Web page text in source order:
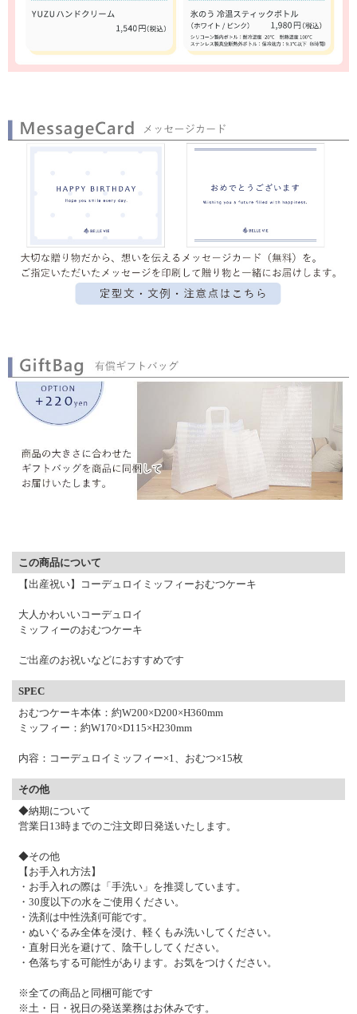
この商品について
【出産祝い】コーデュロイミッフィーおむつケーキ
大人かわいいコーデュロイ
ミッフィーのおむつケーキ
ご出産のお祝いなどにおすすめです
SPEC
おむつケーキ本体：約W200×D200×H360mm
ミッフィー：約W170×D115×H230mm
内容：コーデュロイミッフィー×1、おむつ×15枚
その他
◆納期について
営業日13時までのご注文即日発送いたします。
◆その他
【お手入れ方法】
・お手入れの際は「手洗い」を推奨しています。
・30度以下の水をご使用ください。
・洗剤は中性洗剤可能です。
・ぬいぐるみ全体を浸け、軽くもみ洗いしてください。
・直射日光を避けて、陰干ししてください。
・色落ちする可能性があります。お気をつけください。
※全ての商品と同梱可能です
※土・日・祝日の発送業務はお休みです。